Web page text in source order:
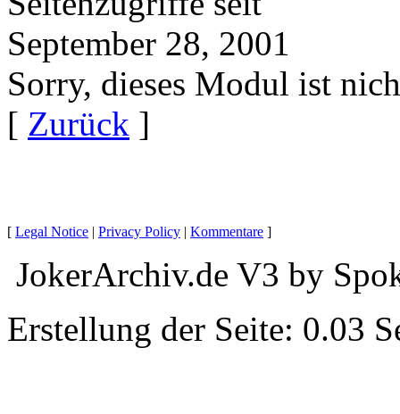
September 28, 2001
Sorry, dieses Modul ist
[ Zurück ]
[ Legal Notice | Privacy Policy | Kommentare ]
JokerArchiv.de V3 by
Erstellung der Seite: 0.03